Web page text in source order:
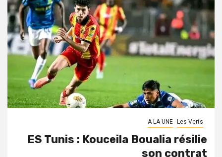
A LA UNE Les Verts
ES Tunis : Kouceila Boualia résilie
son contrat